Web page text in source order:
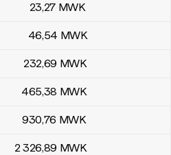
23,27 MWK
46,54 MWK
232,69 MWK
465,38 MWK
930,76 MWK
2 326,89 MWK